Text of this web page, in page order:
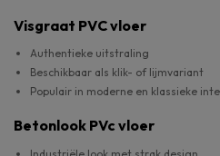
Visgraat PVC vloer
Authentieke uitstraling
Beschikbaar als klik- of lijmvariant
Populair in moderne en klassieke
Betonlook PVc vloer